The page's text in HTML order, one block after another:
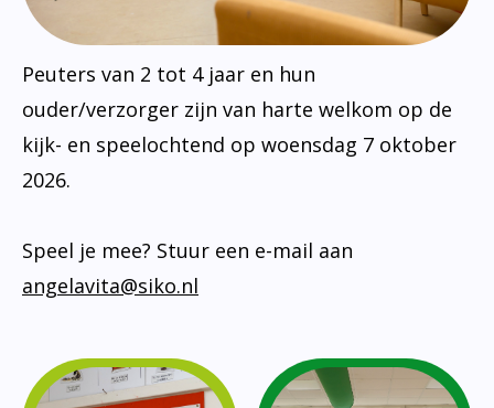
Peuters van 2 tot 4 jaar en hun
ouder/verzorger zijn van harte welkom op de
kijk- en speelochtend op woensdag 7 oktober
2026.
Speel je mee? Stuur een e-mail aan
angelavita@siko.nl